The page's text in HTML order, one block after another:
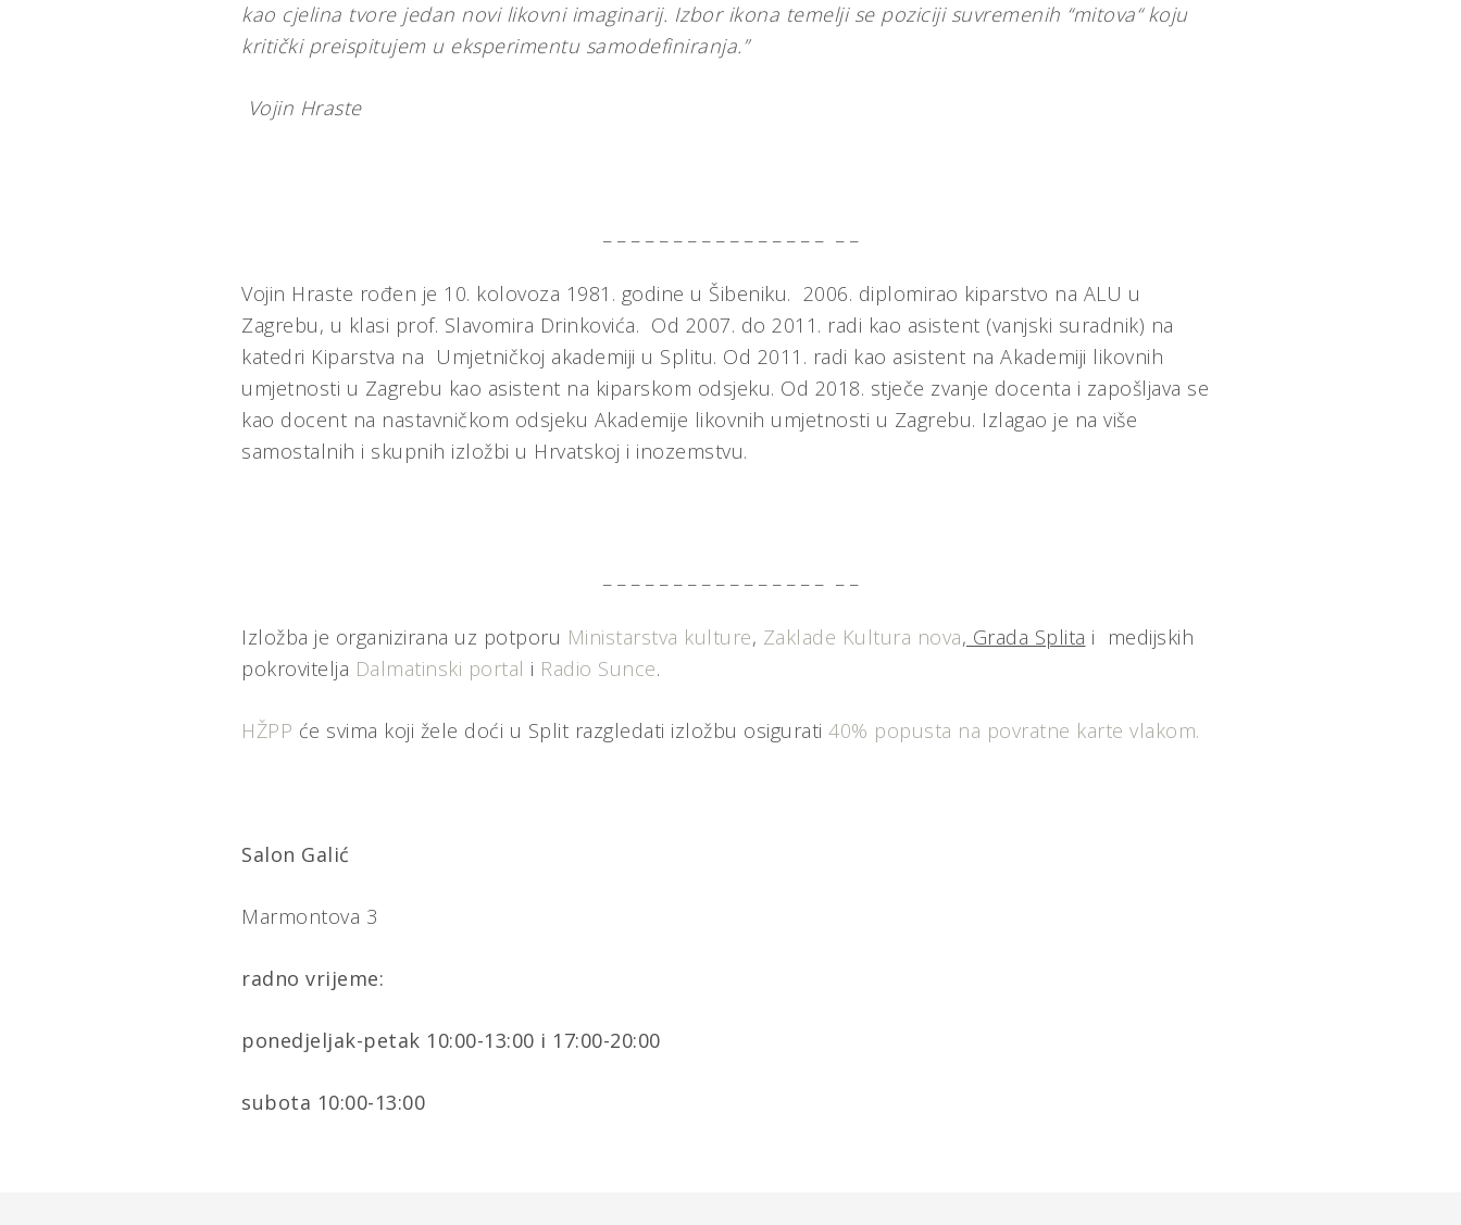
kao cjelina tvore jedan novi likovni imaginarij. Izbor ikona temelji se poziciji suvremenih “mitova“ koju
kritički preispitujem u eksperimentu samodefiniranja.”
Vojin Hraste
Vojin Hraste rođen je 10. kolovoza 1981. godine u Šibeniku. 2006. diplomirao kiparstvo na ALU u
Zagrebu, u klasi prof. Slavomira Drinkovića. Od 2007. do 2011. radi kao asistent (vanjski suradnik) na
katedri Kiparstva na Umjetničkoj akademiji u Splitu. Od 2011. radi kao asistent na Akademiji likovnih
umjetnosti u Zagrebu kao asistent na kiparskom odsjeku. Od 2018. stječe zvanje docenta i zapošljava se
kao docent na nastavničkom odsjeku Akademije likovnih umjetnosti u Zagrebu. Izlagao je na više
samostalnih i skupnih izložbi u Hrvatskoj i inozemstvu.
Izložba je organizirana uz potporu Ministarstva kulture, Zaklade Kultura nova, Grada Splita i medijskih
pokrovitelja Dalmatinski portal i Radio Sunce.
HŽPP će svima koji žele doći u Split razgledati izložbu osigurati 40% popusta na povratne karte vlakom.
Salon Galić
Marmontova 3
radno vrijeme:
ponedjeljak-petak 10:00-13:00 i 17:00-20:00
subota 10:00-13:00